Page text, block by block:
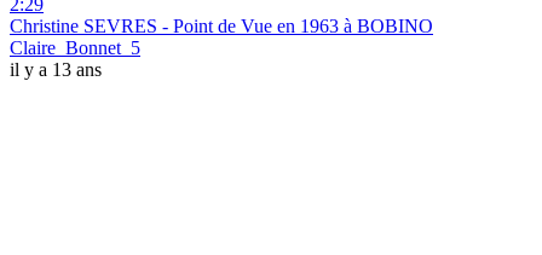
2:29
Christine SEVRES - Point de Vue en 1963 à BOBINO
Claire_Bonnet_5
il y a 13 ans